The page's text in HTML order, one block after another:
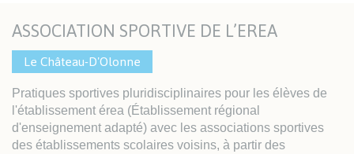
ASSOCIATION SPORTIVE DE L’EREA
Le Château-D'Olonne
Pratiques sportives pluridisciplinaires pour les élèves de
l'établissement érea (Établissement régional
d'enseignement adapté) avec les associations sportives
des établissements scolaires voisins, à partir des